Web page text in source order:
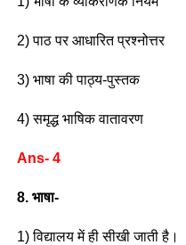
2) पाठ पर आधारित प्रश्नोत्तर
3) भाषा की पाठ्य-पुस्तक
4) समृद्ध भाषिक वातावरण
Ans- 4
8. भाषा-
1) विद्यालय में ही सीखी जाती है।